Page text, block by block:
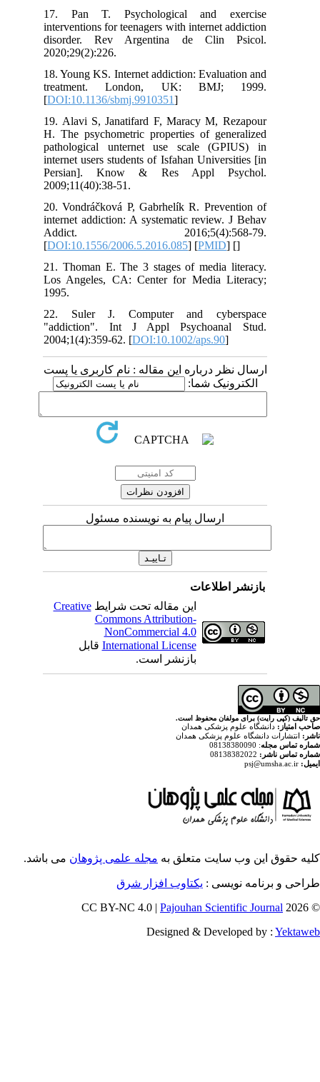
17. Pan T. Psychological and
interventions for teenagers with internet
disorder. Rev Argentina de Clin
18. Young KS. Internet addiction:
treatment. London, UK:
[DOI:10.1136/sbmj.9910351
19. Alavi S, Janatifard F, Maracy M,
H. The psychometric properties of
pathological unternet use scale
internet users students of Isfahan
Persian]. Know & Res Appl
20. Vondráčková P, Gabrhelík R.
internet addiction: A systematic
Addict.
[DOI:10.1556/2006.5.2016.085
21. Thoman E. The 3 stages of
Los Angeles, CA: Center for Media
22. Suler J. Computer and
"addiction". Int J Appl
2004;1(4):359-62. [DOI:10.1002/aps.90
درباره این مقاله : نام کاربری یا پست
ارسال پیام به نویسنده مسئول
این مقاله تحت شرایطCreative
Commons Attribution-
NonCommercial 4.0
International Licenseقابل
محفوظ است.
همدان
پزشکی همدان
متعلق به مجله علمی پژوهان می باشد.
:یکتاوب افزار شرق
Pajouhan
Designed &